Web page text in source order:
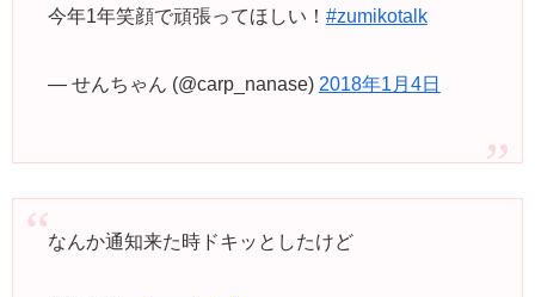
今年1年笑顔で頑張ってほしい！ #zumikotalk
— せんちゃん (@carp_nanase) 2018年1月4日
なんか通知来た時ドキッとしたけど